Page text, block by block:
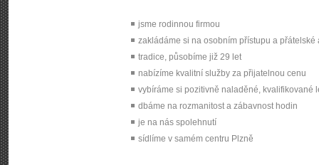
jsme rodinnou firmou
zakládáme si na osobním přístupu a přátelské
tradice, působíme již 29 let
nabízíme kvalitní služby za přijatelnou cenu
vybíráme si pozitivně naladěné, kvalifikované
dbáme na rozmanitost a zábavnost hodin
je na nás spolehnutí
sídlíme v samém centru Plzně